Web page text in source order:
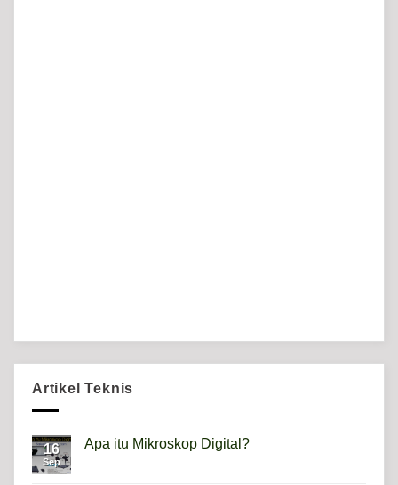
Artikel Teknis
16
Sep
Apa itu Mikroskop Digital?